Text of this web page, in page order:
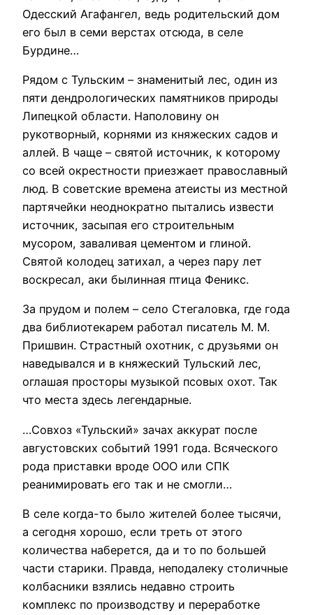
Одесский Агафангел, ведь родительский дом
его был в семи верстах отсюда, в селе
Бурдине…
Рядом с Тульским – знаменитый лес, один из
пяти дендрологических памятников природы
Липецкой области. Наполовину он
рукотворный, корнями из княжеских садов и
аллей. В чаще – святой источник, к которому
со всей окрестности приезжает православный
люд. В советские времена атеисты из местной
партячейки неоднократно пытались извести
источник, засыпая его строительным
мусором, заваливая цементом и глиной.
Святой колодец затихал, а через пару лет
воскресал, аки былинная птица Феникс.
За прудом и полем – село Стегаловка, где года
два библиотекарем работал писатель М. М.
Пришвин. Страстный охотник, с друзьями он
наведывался и в княжеский Тульский лес,
оглашая просторы музыкой псовых охот. Так
что места здесь легендарные.
…Совхоз «Тульский» зачах аккурат после
августовских событий 1991 года. Всяческого
рода приставки вроде ООО или СПК
реанимировать его так и не смогли…
В селе когда-то было жителей более тысячи,
а сегодня хорошо, если треть от этого
количества наберется, да и то по большей
части старики. Правда, неподалеку столичные
колбасники взялись недавно строить
комплекс по производству и переработке